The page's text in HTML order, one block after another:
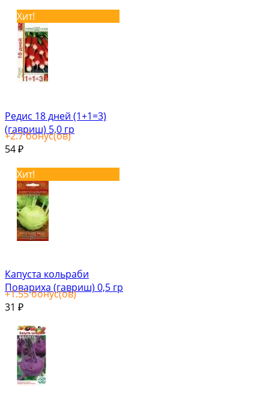
Хит!
Редис 18 дней (1+1=3)
(гавриш) 5,0 гр
+2.7бонус(ов)
54 ₽
Хит!
Капуста кольраби
Повариха (гавриш) 0,5 гр
+1.55бонус(ов)
31 ₽